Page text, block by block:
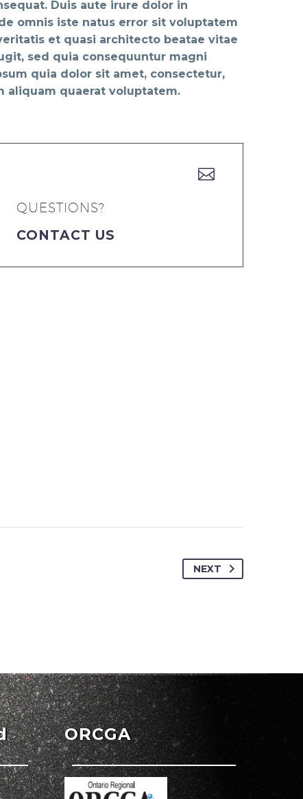
Duis aute irure dolor in
omnis iste natus error sit voluptatem
et quasi architecto beatae vitae
sed quia consequuntur magni
quia dolor sit amet, consectetur,
aliquam quaerat voluptatem.


QUESTIONS?
CONTACT US
NEXT
ORCGA